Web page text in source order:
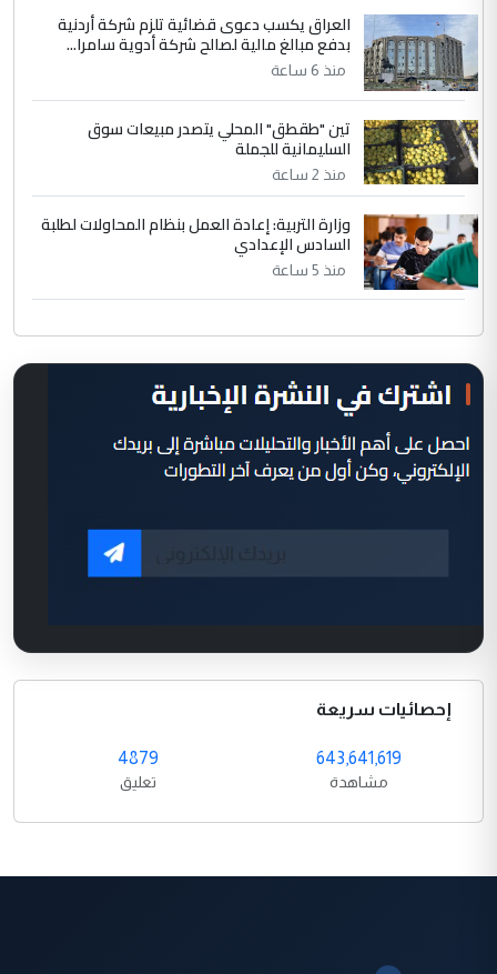
العراق يكسب دعوى قضائية تلزم شركة أردنية
بدفع مبالغ مالية لصالح شركة أدوية سامرا...
منذ 6 ساعة
تين "طقطق" المحلي يتصدر مبيعات سوق
السليمانية للجملة
منذ 2 ساعة
وزارة التربية: إعادة العمل بنظام المحاولات لطلبة
السادس الإعدادي
منذ 5 ساعة
إحصائيات سريعة
643,641,619
مشاهدة
4879
تعليق